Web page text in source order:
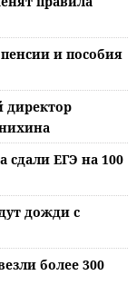
и пособия
сдали ЕГЭ на 100
дожди с
более 300